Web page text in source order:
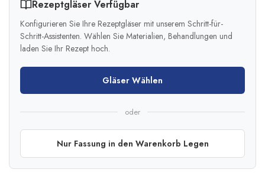
Rezeptgläser Verfügbar
Konfigurieren Sie Ihre Rezeptgläser mit unserem Schritt-für-
Schritt-Assistenten. Wählen Sie Materialien, Behandlungen und
laden Sie Ihr Rezept hoch.
Gläser Wählen
oder
Nur Fassung in den Warenkorb Legen